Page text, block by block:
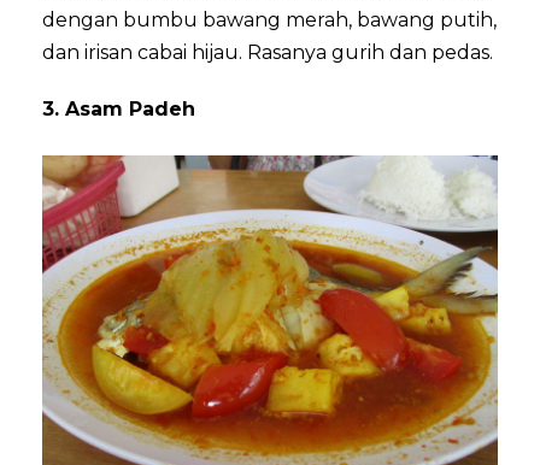
dengan bumbu bawang merah, bawang putih,
dan irisan cabai hijau. Rasanya gurih dan pedas.
3. Asam Padeh